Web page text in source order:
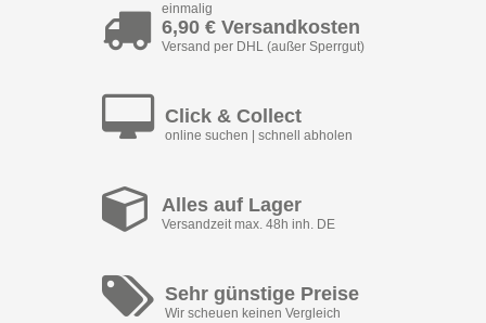
einmalig
6,90 € Versandkosten
Versand per DHL (außer Sperrgut)
Click & Collect
online suchen | schnell abholen
Alles auf Lager
Versandzeit max. 48h inh. DE
Sehr günstige Preise
Wir scheuen keinen Vergleich